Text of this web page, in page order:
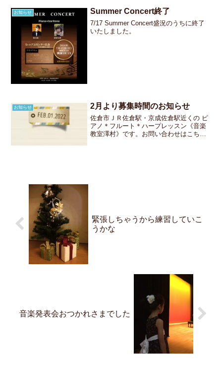
お知らせ Summer Concert終了
7/17 Summer Concert盛況のうちに終了
いたしました。
お知らせ 2月より募集時間のお知らせ
佐倉市ＪＲ佐倉駅・京成佐倉駅近くの ピ
アノ＊フルート＊ハープレッスン《音楽
教室澤村》です。お問い合わせはこちら
緊張しちゃうから練習していこ
うかな
音楽発表会おつかれさまでした